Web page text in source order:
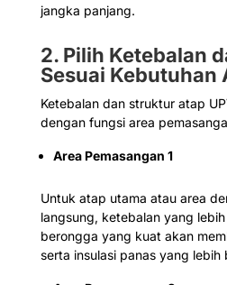
jangka panjang.
2. Pilih Ketebalan
Sesuai Kebutuhan
Ketebalan dan struktur atap
dengan fungsi area
Area Pemasangan 1
Untuk atap utama atau area
langsung, ketebalan yang
berongga yang kuat akan
serta insulasi panas yang lebih